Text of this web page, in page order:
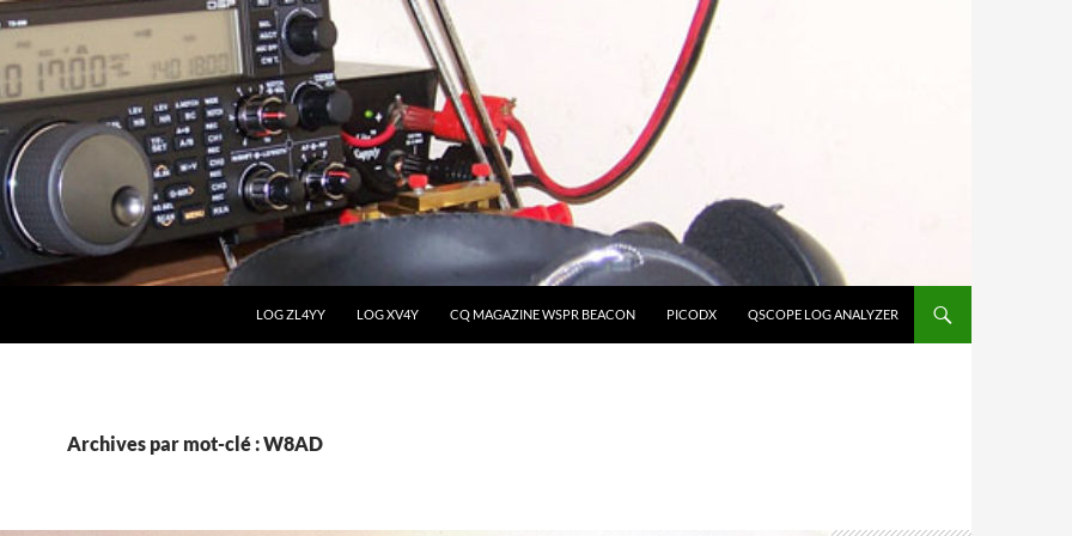
LOG ZL4YY LOG XV4Y CQ MAGAZINE WSPR BEACON PICODX QSCOPE LOG ANALYZER
Archives par mot-clé : W8AD